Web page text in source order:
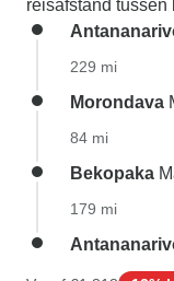
reisafstand
229 mi
Morondava
84 mi
Bekopaka
179 mi